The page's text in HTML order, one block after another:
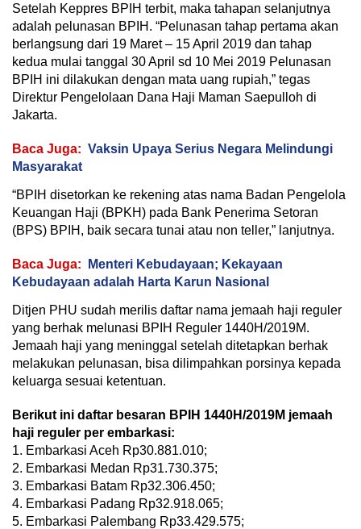
Setelah Keppres BPIH terbit, maka tahapan selanjutnya
adalah pelunasan BPIH. “Pelunasan tahap pertama akan
berlangsung dari 19 Maret – 15 April 2019 dan tahap
kedua mulai tanggal 30 April sd 10 Mei 2019 Pelunasan
BPIH ini dilakukan dengan mata uang rupiah,” tegas
Direktur Pengelolaan Dana Haji Maman Saepulloh di
Jakarta.
Baca Juga: Vaksin Upaya Serius Negara Melindungi
Masyarakat
“BPIH disetorkan ke rekening atas nama Badan Pengelola
Keuangan Haji (BPKH) pada Bank Penerima Setoran
(BPS) BPIH, baik secara tunai atau non teller,” lanjutnya.
Baca Juga:
Menteri Kebudayaan; Kekayaan
Kebudayaan adalah Harta Karun Nasional
Ditjen PHU sudah merilis daftar nama jemaah haji reguler
yang berhak melunasi BPIH Reguler 1440H/2019M.
Jemaah haji yang meninggal setelah ditetapkan berhak
melakukan pelunasan, bisa dilimpahkan porsinya kepada
keluarga sesuai ketentuan.
Berikut ini daftar besaran BPIH 1440H/2019M jemaah
haji reguler per embarkasi:
1. Embarkasi Aceh Rp30.881.010;
2. Embarkasi Medan Rp31.730.375;
3. Embarkasi Batam Rp32.306.450;
4. Embarkasi Padang Rp32.918.065;
5. Embarkasi Palembang Rp33.429.575;